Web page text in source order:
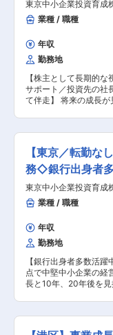
向上を目指します。 変更の範囲：会社の定める業
務
をしていきます。 グロ
トナーズ（以下、
ピタリスト同様、圧倒
位置であることが言え
トの経営支援活動が社
より全方位的になされ
ては、関与投資先数も
マにフォーカスし、
でより深く入り込みます。 ■業務内容：
現在5名が在籍してお
タートアップ、大手人
めに、経営課題・方
成に向けて必要な人
体制の検討、必要に応
います。 投資先の状況
深く入り込み伴走する
援をチームで一丸とな
ストとも連携しなが
経営・事業戦略をVCな
ることができ、それを
できる点が大きな強み
す。 ■当社について：
https://
キャピタル・パートナ
トアップに対して投資
とでその成長を支援し
東京中小企業投資育成
業種 / 職種
年収
勤務地
【株主として長期的
サポート／投資先の社
て伴走】 将来の成長が
容： （1）出資先企業
10、20年という長期
育成業務。 ー25〜40
営状況を把握し個別に
＆Ａ、後継者等に関す
優良中堅企業を探し、
資条件をまとめ、企業
う出資業務。 ー年間
2〜3社に対して新規出
で社長や後継者と関係
企業の顧客や取引金融
す。 ■業務のポイント： ・当社のビジネスモデ
ルは企業へ出資・事
化させ、出資した結果
ものです。短期的な売
金融商品を売ったりす
のニッチトップ企業で
【東京／転勤な
務◇銀行出身者
東京中小企業投資育成
業種 / 職種
年収
勤務地
【銀行出身者多数活
点で中堅中小企業の経
長と10年、20年後を
り成長支援を行う育成
資先を担当し、経営状